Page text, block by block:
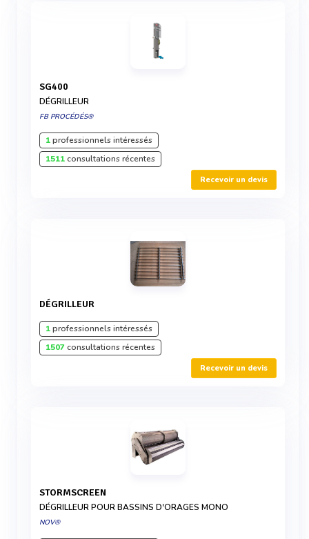
SG400
DÉGRILLEUR
FB PROCÉDÉS®
1professionnels intéressés
1511consultations récentes
Recevoir un devis
DÉGRILLEUR
1professionnels intéressés
1507consultations récentes
Recevoir un devis
STORMSCREEN
DÉGRILLEUR POUR BASSINS D'ORAGES MONO
NOV®